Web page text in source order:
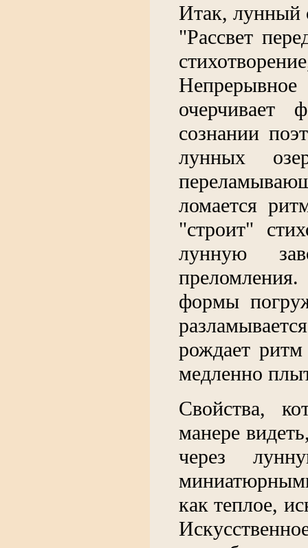
Итак, лунный
"Рассвет
очерчивает
сознании
лунных
ломается
"строит"
лунную
формы
рождает ритм
медленно
Свойства,
манере
через
как теплое,